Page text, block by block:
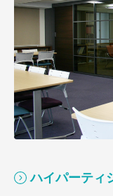
ハイパーティ